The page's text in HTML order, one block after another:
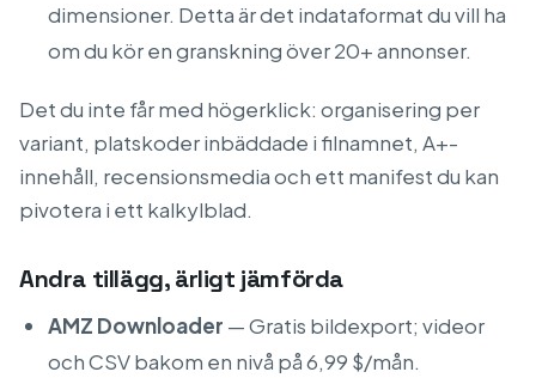
dimensioner. Detta är det indataformat du vill ha
om du kör en granskning över 20+ annonser.
Det du inte får med högerklick: organisering per
variant, platskoder inbäddade i filnamnet, A+-
innehåll, recensionsmedia och ett manifest du kan
pivotera i ett kalkylblad.
Andra tillägg, ärligt jämförda
AMZ Downloader — Gratis bildexport; videor
och CSV bakom en nivå på 6,99 $/mån.